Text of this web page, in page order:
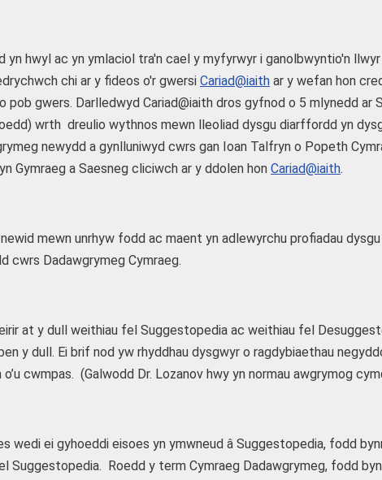
yn hwyl ac yn ymlaciol tra'n cael y myfyrwyr i ganolbwyntio'n
chi ar y fideos o'r gwersi Cariad@iaith ar y wefan hon
gwers. Darlledwyd Cariad@iaith dros gyfnod o 5 mlynedd ar
wrth dreulio wythnos mewn lleoliad dysgu diarffordd yn
newydd a gynlluniwyd cwrs gan Ioan Talfryn o Popeth
Gymraeg a Saesneg cliciwch ar y ddolen hon Cariad@iaith.
mewn unrhyw fodd ac maent yn adlewyrchu profiadau
cwrs Dadawgrymeg Cymraeg.
at y dull weithiau fel Suggestopedia ac weithiau fel
y dull. Ei brif nod yw rhyddhau dysgwyr o ragdybiaethau
cwmpas. (Galwodd Dr. Lozanov hwy yn normau awgrymog
wedi ei gyhoeddi eisoes yn ymwneud â Suggestopedia, fodd
Roedd y term Cymraeg Dadawgrymeg, fodd